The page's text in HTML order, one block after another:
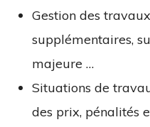
Gestion des
supplémentaires,
majeure …
Situations de
des prix, pénalités